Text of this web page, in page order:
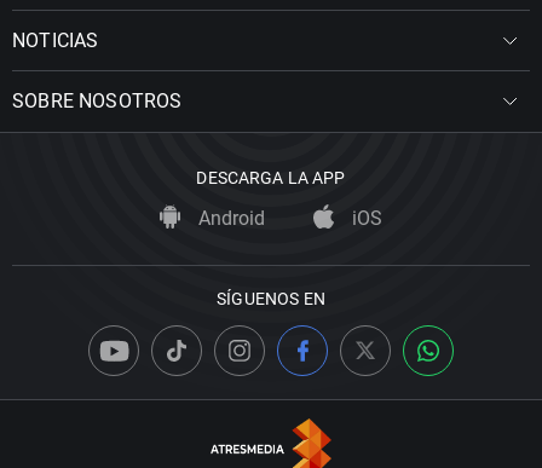
NOTICIAS
SOBRE NOSOTROS
DESCARGA LA APP
Android iOS
SÍGUENOS EN